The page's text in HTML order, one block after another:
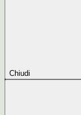
Chiudi